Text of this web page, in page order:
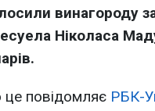
винагороду
Ніколаса
це повідомляє РБК-